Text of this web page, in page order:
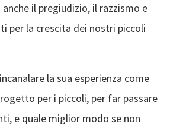
il pregiudizio, il razzismo e
per la crescita dei nostri piccoli
la sua esperienza come
per i piccoli, per far passare
e quale miglior modo se non